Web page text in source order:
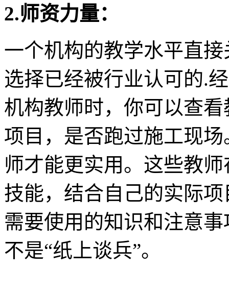
2.师资力量：
一个机构的教学水平直
选择已经被行业认可的.
机构教师时，你可以查
项目，是否跑过施工现
师才能更实用。这些教
技能，结合自己的实际
需要使用的知识和注意
不是“纸上谈兵”。